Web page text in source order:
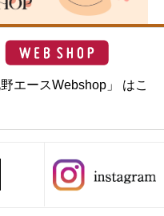
エースWebshop」 はこ